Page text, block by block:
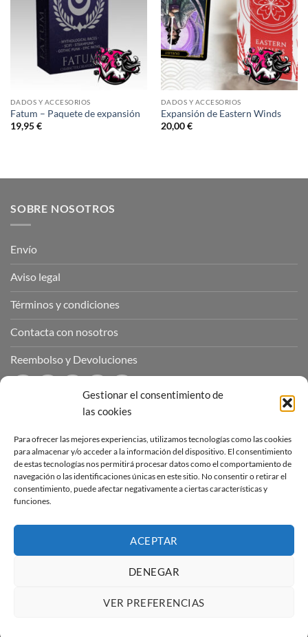
Gestionar el consentimiento de
las cookies
Para ofrecer las mejores experiencias, utilizamos tecnologías como las cookies
para almacenar y/o acceder a la información del dispositivo. El consentimiento
de estas tecnologías nos permitirá procesar datos como el comportamiento de
navegación o las identificaciones únicas en este sitio. No consentir o retirar el
consentimiento, puede afectar negativamente a ciertas características y
funciones.
ACEPTAR
DENEGAR
VER PREFERENCIAS
DADOS Y ACCESORIOS
Fatum – Paquete de expansión
19,95€
DADOS Y ACCESORIOS
Expansión de Eastern Winds
20,00€
SOBRE NOSOTROS
Envío
Aviso legal
Términos y condiciones
Contacta con nosotros
Reembolso y Devoluciones
Puedes contactar con nosotros a través de nuestras redes
sociales o a través del correo :
contacto@sucubosymazmorras.com
Visa PayPal Stripe